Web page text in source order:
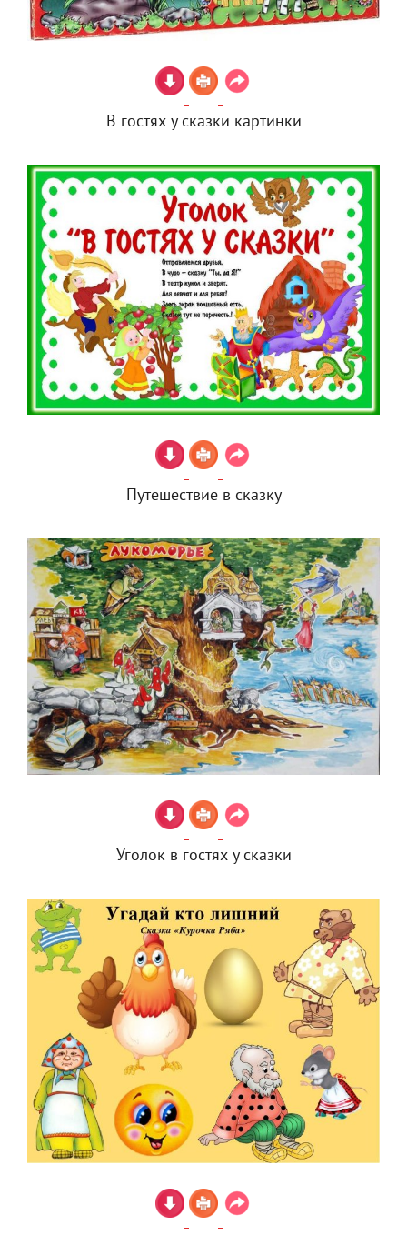
В гостях у сказки картинки
Путешествие в сказку
Уголок в гостях у сказки